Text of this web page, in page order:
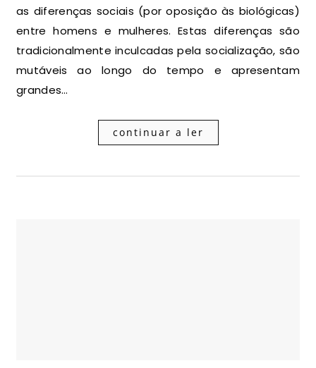
as diferenças sociais (por oposição às biológicas)
entre homens e mulheres. Estas diferenças são
tradicionalmente inculcadas pela socialização, são
mutáveis ao longo do tempo e apresentam
grandes…
continuar a ler